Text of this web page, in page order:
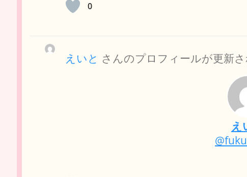
0
えいと さんのプロフィールが更新さ
え